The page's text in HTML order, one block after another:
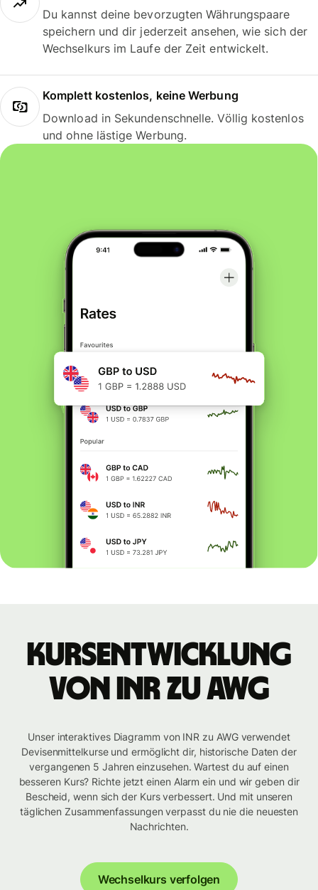
Du kannst deine bevorzugten Währungspaare
speichern und dir jederzeit ansehen, wie sich der
Wechselkurs im Laufe der Zeit entwickelt.
Komplett kostenlos, keine Werbung
Download in Sekundenschnelle. Völlig kostenlos
und ohne lästige Werbung.
Kursentwicklung
von INR zu AWG
Unser interaktives Diagramm von INR zu AWG verwendet
Devisenmittelkurse und ermöglicht dir, historische Daten der
vergangenen 5 Jahren einzusehen. Wartest du auf einen
besseren Kurs? Richte jetzt einen Alarm ein und wir geben dir
Bescheid, wenn sich der Kurs verbessert. Und mit unseren
täglichen Zusammenfassungen verpasst du nie die neuesten
Nachrichten.
Wechselkurs verfolgen